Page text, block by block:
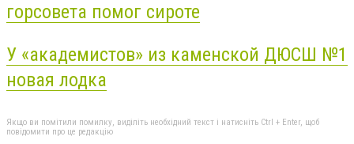
горсовета помог сироте
У «академистов» из каменской ДЮСШ №1
новая лодка
Якщо ви помітили помилку, виділіть необхідний текст і натисніть Ctrl + Enter, щоб
повідомити про це редакцію